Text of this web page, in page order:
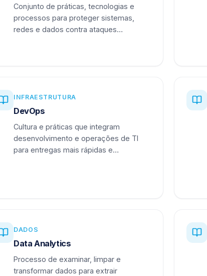
Conjunto de práticas, tecnologias e
processos para proteger sistemas,
redes e dados contra ataques
INFRAESTRUTURA
DevOps
Cultura e práticas que integram
desenvolvimento e operações de TI
para entregas mais rápidas e
DADOS
Data Analytics
Processo de examinar, limpar e
transformar dados para extrair